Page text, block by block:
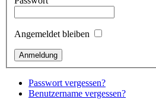
Angemeldet bleiben
Passwort vergessen?
Benutzername vergessen?